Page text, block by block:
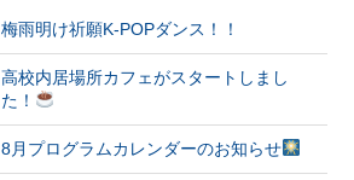
梅雨明け祈願K-POPダンス！！
高校内居場所カフェがスタートしまし
た！
8月プログラムカレンダーのお知らせ